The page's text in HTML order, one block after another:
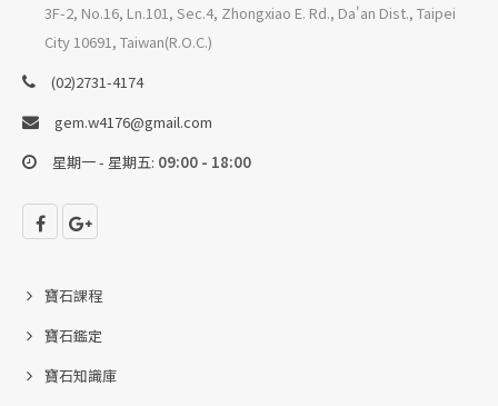
3F-2, No.16, Ln.101, Sec.4, Zhongxiao E. Rd., Da'an Dist., Taipei
City 10691, Taiwan(R.O.C.)
(02)2731-4174
gem.w4176@gmail.com
星期一 - 星期五: 09:00 - 18:00
寶石課程
寶石鑑定
寶石知識庫